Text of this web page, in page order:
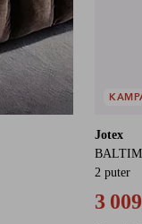
Jotex
2 puter
3